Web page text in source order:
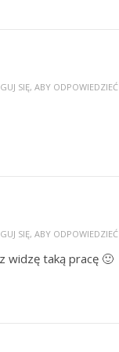
SIĘ, ABY ODPOWIEDZIEĆ
SIĘ, ABY ODPOWIEDZIEĆ
widzę taką pracę 🙂